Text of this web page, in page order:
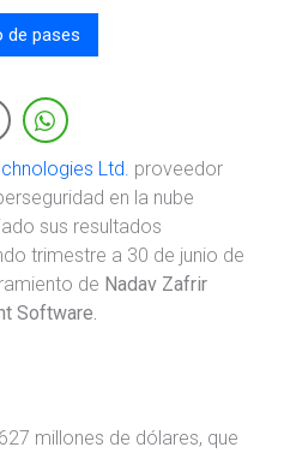
de pases
Ltd. proveedor
en la nube
sus resultados
trimestre a 30 de junio de
de Nadav Zafrir
Software.
627 millones de dólares, que